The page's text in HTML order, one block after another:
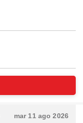
mar 11 ago 2026